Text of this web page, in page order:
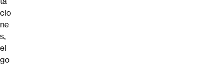
cio
ne
s,
el
go